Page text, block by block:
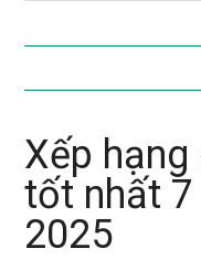
Xếp
tốt nhất
2025